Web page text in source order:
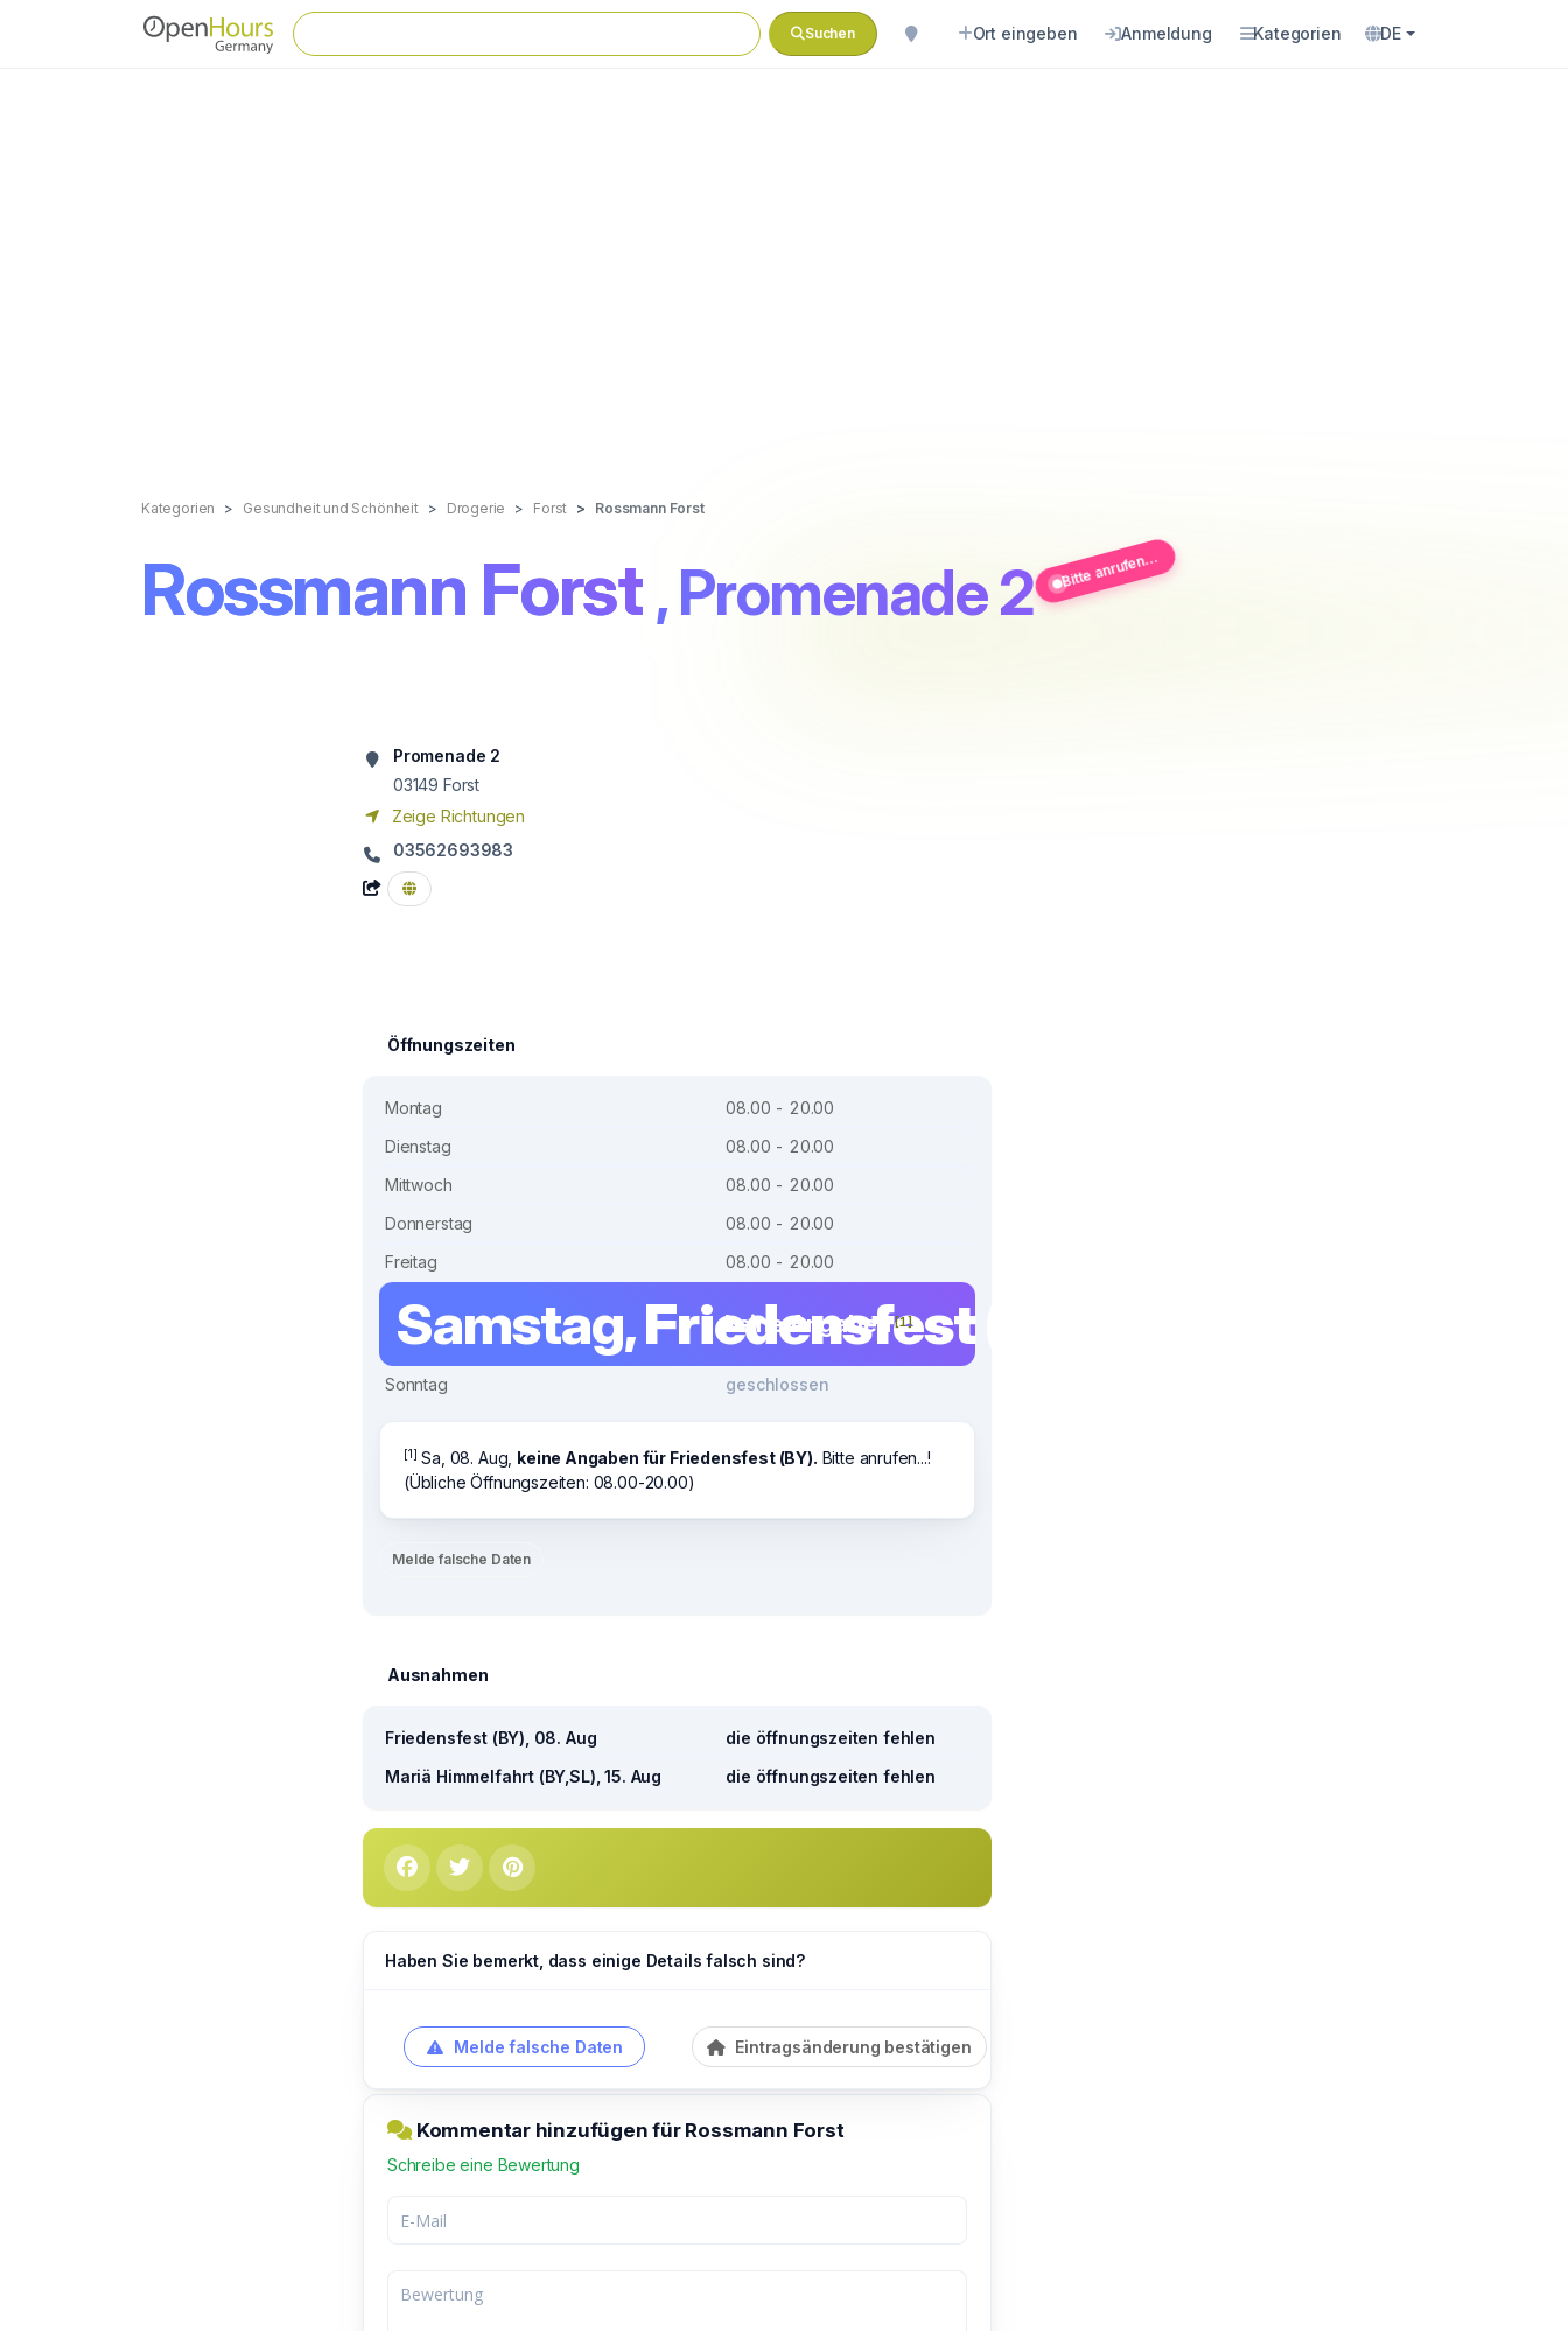
Suchen Ort eingeben Anmeldung Kategorien DE
Kategorien Gesundheit und Schönheit Drogerie Forst Rossmann Forst
Rossmann Forst , Promenade 2 Bitte anrufen...
Promenade 2
03149 Forst
Zeige Richtungen
03562693983
Öffnungszeiten
Montag
08.00 - 20.00
Dienstag
08.00 - 20.00
Mittwoch
08.00 - 20.00
Donnerstag
08.00 - 20.00
Freitag
08.00 - 20.00
Samstag,Friedensfest (BY), 08. Aug
keine Angaben [1]
Sonntag geschlossen
[1] Sa, 08. Aug, keine Angaben für Friedensfest (BY). Bitte anrufen...!
(Übliche Öffnungszeiten: 08.00-20.00)
Melde falsche Daten
Ausnahmen
Friedensfest (BY), 08. Aug
die öffnungszeiten fehlen
Mariä Himmelfahrt (BY,SL), 15. Aug
die öffnungszeiten fehlen
Haben Sie bemerkt, dass einige Details falsch sind?
Melde falsche Daten Eintragsänderung bestätigen
Kommentar hinzufügen für Rossmann Forst
Schreibe eine Bewertung